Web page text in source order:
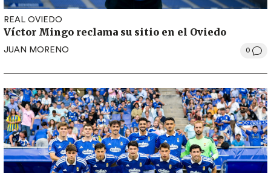
REAL OVIEDO
Víctor Mingo reclama su sitio en el Oviedo
JUAN MORENO 0